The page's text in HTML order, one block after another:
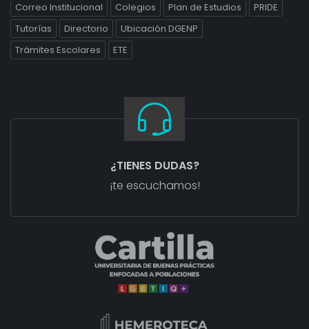
Correo Institucional
Colegios Plan de Estudios
PRIDE
Tutorías
Directorio
Ubicación DGENP
Trámites Escolares
ETE
¿TIENES DUDAS?
¡te escuchamos!